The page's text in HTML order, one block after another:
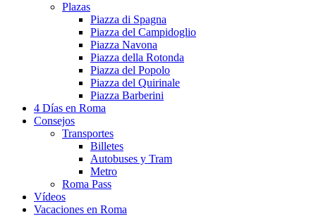
Plazas
Piazza di Spagna
Piazza del Campidoglio
Piazza Navona
Piazza della Rotonda
Piazza del Popolo
Piazza del Quirinale
Piazza Barberini
4 Días en Roma
Consejos
Transportes
Billetes
Autobuses y Tram
Metro
Roma Pass
Vídeos
Vacaciones en Roma